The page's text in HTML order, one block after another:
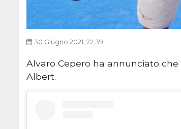
30 Giugno 2021, 22:39
Alvaro Cepero ha annunciato
Albert.